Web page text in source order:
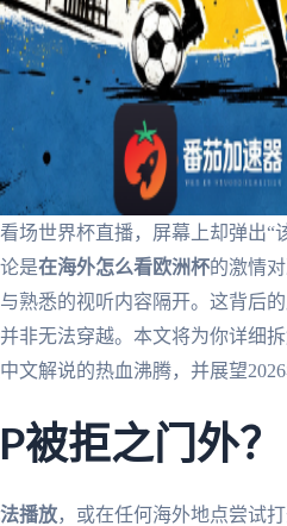
场世界杯直播，屏幕上却弹出“
是在海外怎么看欧洲杯的激情
熟悉的视听内容隔开。这背后
非无法穿越。本文将为你详细
文解说的热血沸腾，并展望
被拒之门外？
播放，或在任何海外地点尝试